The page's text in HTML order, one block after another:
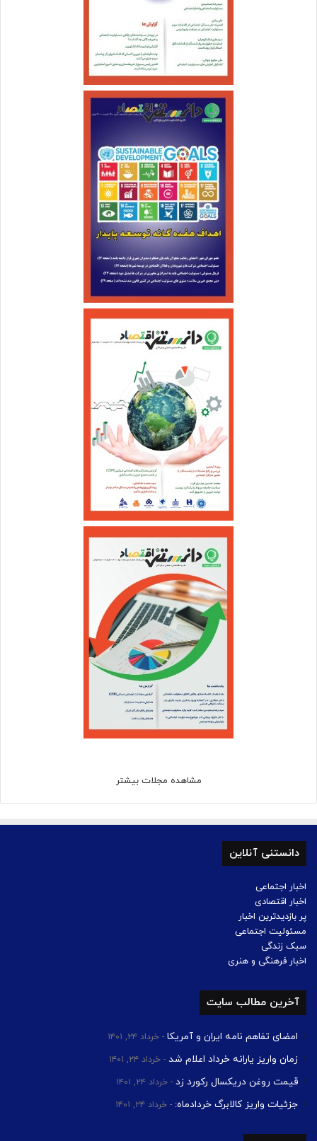
مشاهده مجلات بیشتر
دانستنی آنلاین
اخبار اجتماعی
اخبار اقتصادی
پر بازدیدترین اخبار
مسئولیت اجتماعی
سبک زندگی
اخبار فرهنگی و هنری
آخرین مطالب سایت
امضای تفاهم نامه ایران و آمریکا خرداد ۲۴, ۱۴۰۱
زمان واریز یارانه خرداد اعلام شد خرداد ۲۴, ۱۴۰۱
قیمت روغن دریکسال رکورد زد خرداد ۲۴, ۱۴۰۱
جزئیات واریز کالابرگ خردادماه: خرداد ۲۴, ۱۴۰۱